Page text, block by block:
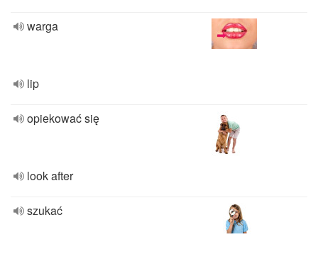
warga
lip
opiekować się
look after
szukać